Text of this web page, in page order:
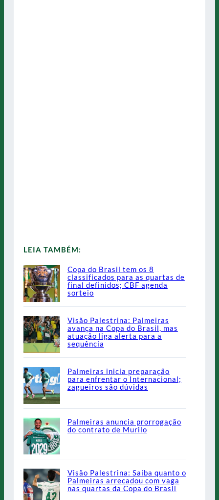
LEIA TAMBÉM:
Copa do Brasil tem os 8
classificados para as quartas de
final definidos; CBF agenda
sorteio
Visão Palestrina: Palmeiras
avança na Copa do Brasil, mas
atuação liga alerta para a
sequência
Palmeiras inicia preparação
para enfrentar o Internacional;
zagueiros são dúvidas
Palmeiras anuncia prorrogação
do contrato de Murilo
Visão Palestrina: Saiba quanto o
Palmeiras arrecadou com vaga
nas quartas da Copa do Brasil